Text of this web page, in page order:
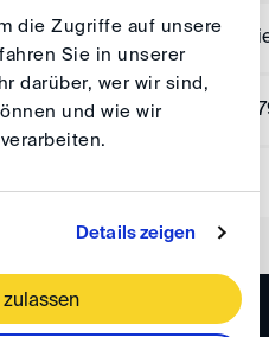
die Zugriffe auf unsere
Sie in unserer
darüber, wer wir sind,
und wie wir
Details zeigen
Deutsche Institution für
DE50 3705 0299